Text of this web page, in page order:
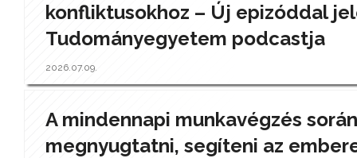
konfliktusokhoz – Új epizóddal
Tudományegyetem podcastja
2026.07.09.
A mindennapi munkavégzés
megnyugtatni, segíteni az